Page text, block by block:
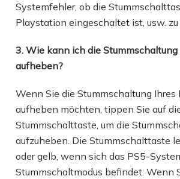
Systemfehler, ob die
Playstation eingeschaltet ist, usw. zu
3. Wie kann ich die Stummschaltung
aufheben?
Wenn Sie die Stummschaltung Ihres
aufheben möchten, tippen Sie auf
Stummschalttaste, um die
aufzuheben. Die Stummschalttaste
oder gelb, wenn sich das PS5-
Stummschaltmodus befindet. Wenn